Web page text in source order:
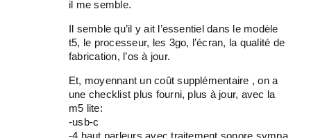
il me semble.
Il semble qu’il y ait l’essentiel dans le modèle
t5, le processeur, les 3go, l’écran, la qualité de
fabrication, l’os à jour.
Et, moyennant un coût supplémentaire , on a
une checklist plus fourni, plus à jour, avec la
m5 lite:
-usb-c